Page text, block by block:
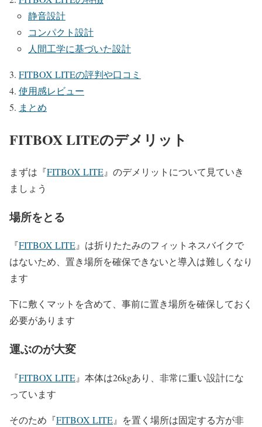
静音設計
コンパクト設計
人間工学に基づいた設計
FITBOX LITEの評判や口コミ
使用感レビュー
まとめ
FITBOX LITEのデメリット
まずは『FITBOX LITE』のデメリットについて見ていき
ましょう
場所をとる
『FITBOX LITE』は折りたたみのフィットネスバイクで
はないため、置き場所を確保できないと導入は難しくなり
ます
下に敷くマットを含めて、事前に置き場所を確保しておく
必要があります
運ぶのが大変
『FITBOX LITE』本体は26kgあり、非常に重い設計にな
っています
そのため『FITBOX LITE』を置く場所は固定する方が非